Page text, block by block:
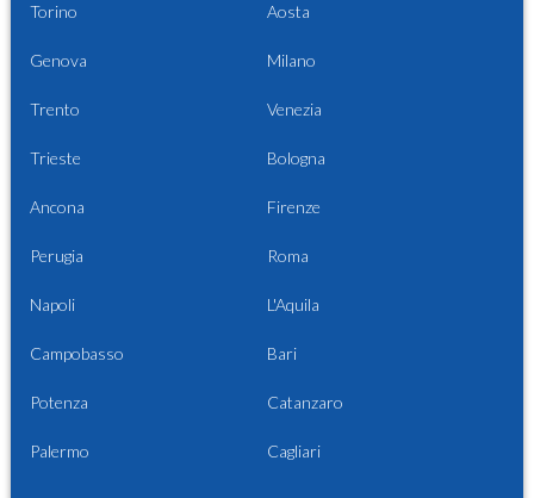
Torino Aosta
Genova Milano
Trento Venezia
Trieste Bologna
Ancona Firenze
Perugia Roma
Napoli L'Aquila
Campobasso Bari
Potenza Catanzaro
Palermo Cagliari